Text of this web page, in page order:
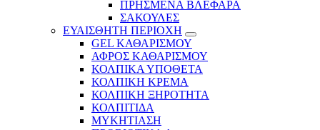
ΠΡΗΣΜΕΝΑ ΒΛΕΦΑΡΑ
ΣΑΚΟΥΛΕΣ
ΕΥΑΙΣΘΗΤΗ ΠΕΡΙΟΧΗ
GEL ΚΑΘΑΡΙΣΜΟΥ
ΑΦΡΟΣ ΚΑΘΑΡΙΣΜΟΥ
ΚΟΛΠΙΚΑ ΥΠΟΘΕΤΑ
ΚΟΛΠΙΚΗ ΚΡΕΜΑ
ΚΟΛΠΙΚΗ ΞΗΡΟΤΗΤΑ
ΚΟΛΠΙΤΙΔΑ
ΜΥΚΗΤΙΑΣΗ